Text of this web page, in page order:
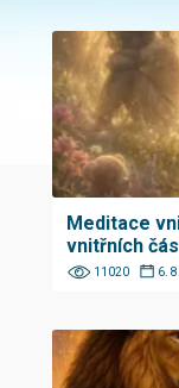
Meditace
vnitřních
11020 6.